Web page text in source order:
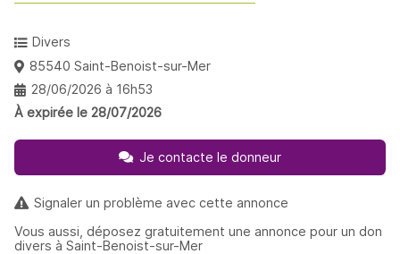
Divers
85540 Saint-Benoist-sur-Mer
28/06/2026 à 16h53
À expirée le 28/07/2026
Je contacte le donneur
Signaler un problème avec cette annonce
Vous aussi, déposez gratuitement une annonce pour un don
divers à Saint-Benoist-sur-Mer